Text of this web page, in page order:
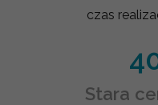
czas
Stara